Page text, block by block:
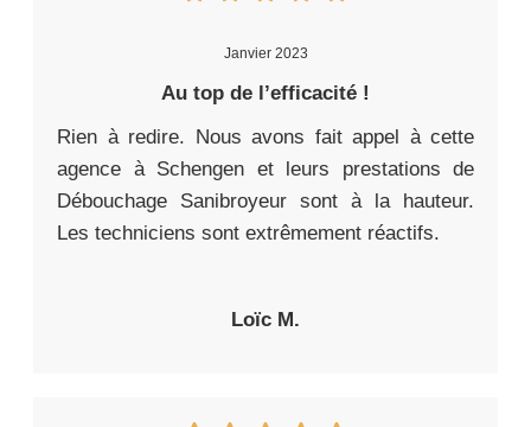
Janvier 2023
Au top de l’efficacité !
Rien à redire. Nous avons fait appel à cette
agence à Schengen et leurs prestations de
Débouchage Sanibroyeur sont à la hauteur.
Les techniciens sont extrêmement réactifs.
Loïc M.